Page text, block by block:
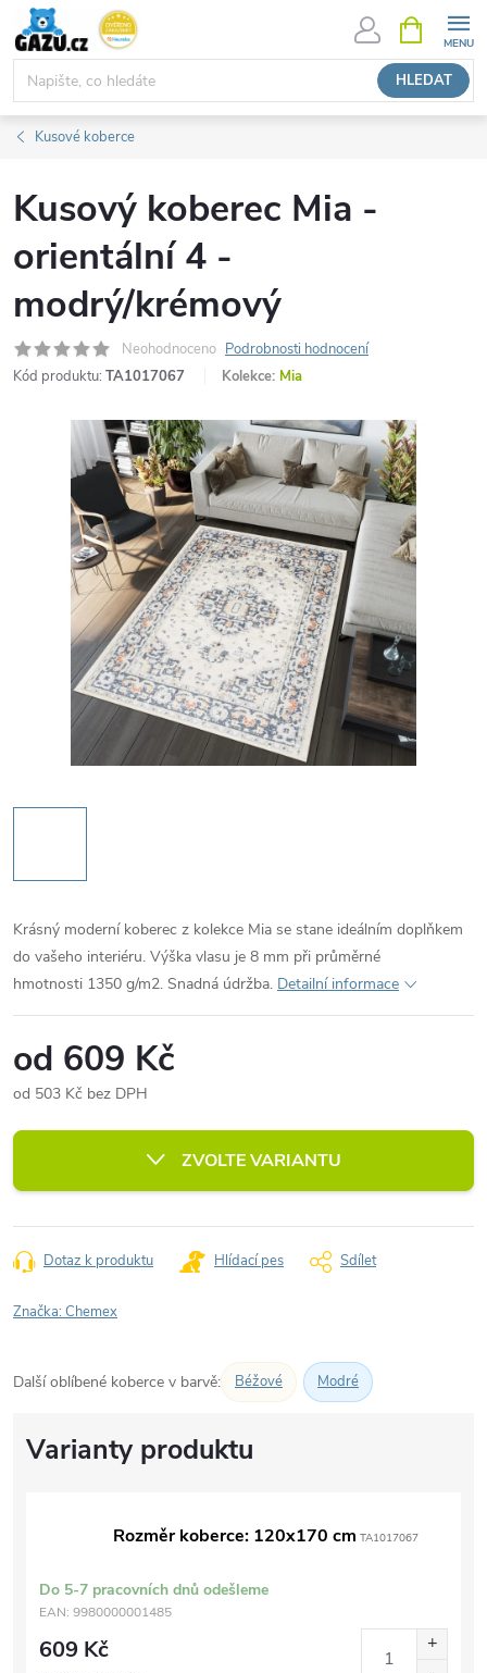
Přejít
obsah
HLEDAT
NÁKUPNÍ
KOŠÍK
Kusové koberce
Kusový koberec Mia -
orientální 4 -
modrý/krémový
Neohodnoceno Podrobnosti hodnocení
Kód produktu: TA1017067 Kolekce: Mia
Krásný moderní koberec z kolekce Mia se stane ideálním doplňkem
do vašeho interiéru. Výška vlasu je 8 mm při průměrné
hmotnosti 1350 g/m2. Snadná údržba. Detailní informace
od 609 Kč
od 503 Kč bez DPH
cena:
ZVOLTE VARIANTU
Dotaz k produktu Hlídací pes Sdílet
Značka:Chemex
Další oblíbené koberce v barvě: Béžové Modré
Rozměr koberce: 120x170 cm TA1017067
Do 5-7 pracovních dnů odešleme
EAN: 9980000001485
609 Kč